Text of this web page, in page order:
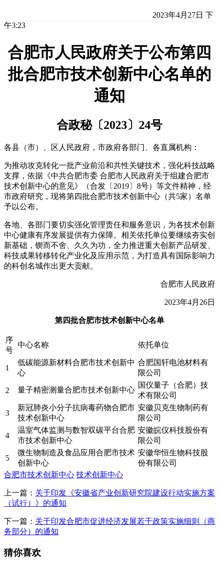
2023年4月27日 下
午3:23
合肥市人民政府关于公布第四
批合肥市技术创新中心名单的
通知
合政秘〔2023〕24号
各县（市）、区人民政府，市政府各部门、各直属机构：
为推动攻克转化一批产业前沿和共性关键技术，强化科技战略
支撑，依据《中共合肥市委 合肥市人民政府关于组建合肥市
技术创新中心的意见》（合发〔2019〕8号）等文件精神，经
市政府研究，现将第四批合肥市技术创新中心（共5家）名单
予以公布。
各地、各部门要切实强化管理责任和服务意识，为各技术创新
中心健康有序发展提供有力保障。相关依托单位要继续夯实创
新基础，锲而不舍、久久为功，全力推进重大创新产品研发、
科技成果转移转化产业化及应用示范，为打造具有国际影响力
的科创名城作出更大贡献。
合肥市人民政府
2023年4月26日
第四批合肥市技术创新中心名单
序
号
中心名称 依托单位
1
低碳能源新材料合肥市技术创新中
心
合肥国轩电池材料有
限公司
2 量子精密测量合肥市技术创新中心
国仪量子（合肥）技
术有限公司
3
新冠肺炎小分子抗病毒药物合肥市
技术创新中心
安徽贝克生物制药有
限公司
4
温室气体监测与数智双碳平台合肥
市技术创新中心
安徽皖仪科技股份有
限公司
5
微生物制造及食品应用合肥市技术
创新中心
安徽华恒生物科技股
份有限公司
合肥市技术创新中心 技术创新中心
上一篇： 关于印发《安徽省产业创新研究院建设行动实施方案
（试行）》的通知
下一篇： 关于印发合肥市促进经济发展若干政策实施细则（商
务部分）的通知
猜你喜欢